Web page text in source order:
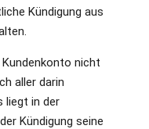
Kündigung aus
nicht
aller darin
liegt in der
Kündigung seine